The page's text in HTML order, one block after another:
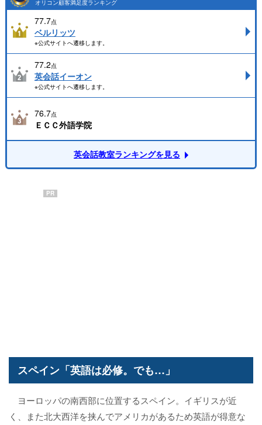
オリコン顧客満足度ランキング
77.7点
ベルリッツ
※公式サイトへ遷移します。
77.2点
英会話イーオン
※公式サイトへ遷移します。
76.7点
ＥＣＣ外語学院
英会話教室ランキングを見る
PR
スペイン「英語は必修。でも…」
ヨーロッパの南西部に位置するスペイン。イギリスが近
く、また北大西洋を挟んでアメリカがあるため英語が得意な